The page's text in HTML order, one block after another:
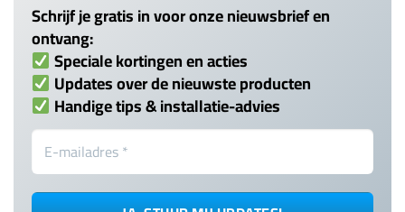
Schrijf je gratis in voor onze nieuwsbrief en
ontvang:
Speciale kortingen en acties
Updates over de nieuwste producten
Handige tips & installatie-advies